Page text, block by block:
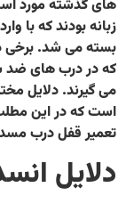
های گذشته مورد
زبانه بودند که با
بسته می شد. برخی
که در درب های ضد
می گیرند. دلایل
است که در این
تعمیر قفل درب
دلایل